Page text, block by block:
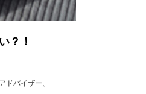
？！
ドバイザー、